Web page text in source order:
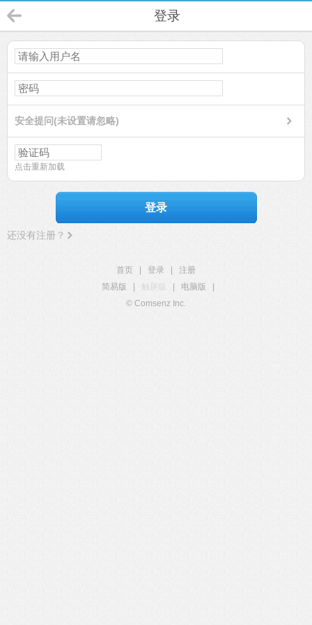
登录
安全提问(未设置请忽略)
点击重新加载
登录
还没有注册？
首页 登录
注册
简易版
触屏版 电脑版
© Comsenz Inc.